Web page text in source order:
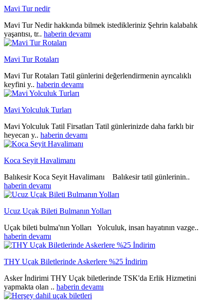
Mavi Tur nedir
Mavi Tur Nedir hakkında bilmek istedikleriniz Şehrin kalabalık
yaşantısı, tr.. haberin devamı
Mavi Tur Rotaları
Mavi Tur Rotaları Tatil günlerini değerlendirmenin ayrıcalıklı
keyfini y.. haberin devamı
Mavi Yolculuk Turları
Mavi Yolculuk Tatil Firsatları Tatil günlerinizde daha farklı bir
heyecan y.. haberin devamı
Koca Seyit Havalimanı
Balıkesir Koca Seyit Havalimanı Balıkesir tatil günlerinin..
haberin devamı
Ucuz Uçak Bileti Bulmanın Yolları
Uçak bileti bulma'nın Yolları Yolculuk, insan hayatının vazge..
haberin devamı
THY Uçak Biletlerinde Askerlere %25 İndirim
Asker İndirimi THY Uçak biletlerinde TSK'da Erlik Hizmetini
yapmakta olan .. haberin devamı